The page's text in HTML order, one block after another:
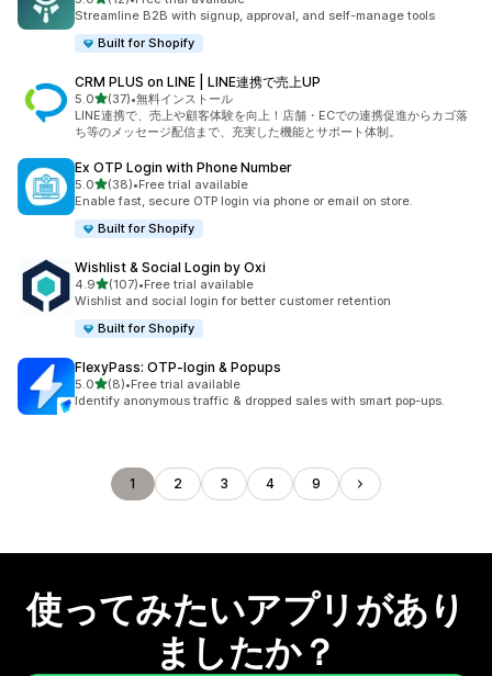
合計レビュー数：12件
Streamline B2B with signup, approval, and self-manage tools
Built for Shopify
CRM PLUS on LINE | LINE連携で売上UP
5.05つ星中
(37)
合計レビュー数：37件
•無料インストール
LINE連携で、売上や顧客体験を向上！店舗・ECでの連携促進からカゴ落
ち等のメッセージ配信まで、充実した機能とサポート体制。
Ex OTP Login with Phone Number
5.05つ星中
(38)
合計レビュー数：38件
•Free trial available
Enable fast, secure OTP login via phone or email on store.
Built for Shopify
Wishlist & Social Login by Oxi
4.95つ星中
(107)
合計レビュー数：107件
•Free trial available
Wishlist and social login for better customer retention
Built for Shopify
FlexyPass: OTP‑login & Popups
5.05つ星中
(8)
合計レビュー数：8件
•Free trial available
Identify anonymous traffic & dropped sales with smart pop-ups.
1 2 3 4 9
使ってみたいアプリがあり
ましたか？